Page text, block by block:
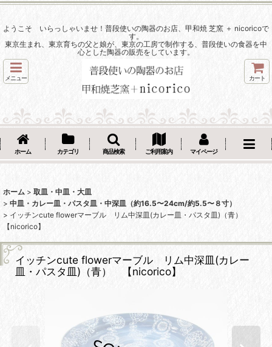
ようこそ いらっしゃいませ！普段使いの陶器のお店、甲和焼 芝窯 ＋ nicoricoで
す。
東京生まれ、東京育ちの父と娘が、東京の工房で制作する、普段使いの食器を中
心とした陶器の販売をしています。
メニュー カート
ホーム カテゴリ 商品検索 ご利用案内 マイページ
ホーム > 取皿・中皿・大皿
> 中皿・カレー皿・パスタ皿・中深皿（約16.5〜24cm/約5.5〜８寸）
> イッチンcute flowerマーブル リム中深皿(カレー皿・パスタ皿)（青）
【nicorico】
イッチンcute flowerマーブル リム中深皿(カレー
皿・パスタ皿)（青） 【nicorico】